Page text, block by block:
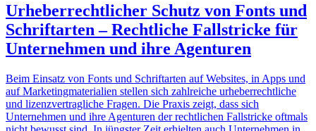
Urheberrechtlicher Schutz von Fonts und
Schriftarten – Rechtliche Fallstricke für
Unternehmen und ihre Agenturen
Beim Einsatz von Fonts und Schriftarten auf Websites, in Apps und
auf Marketingmaterialien stellen sich zahlreiche urheberrechtliche
und lizenzvertragliche Fragen. Die Praxis zeigt, dass sich
Unternehmen und ihre Agenturen der rechtlichen Fallstricke oftmals